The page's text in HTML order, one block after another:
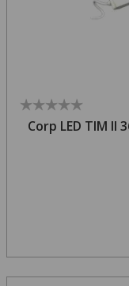
Corp LED TIM II